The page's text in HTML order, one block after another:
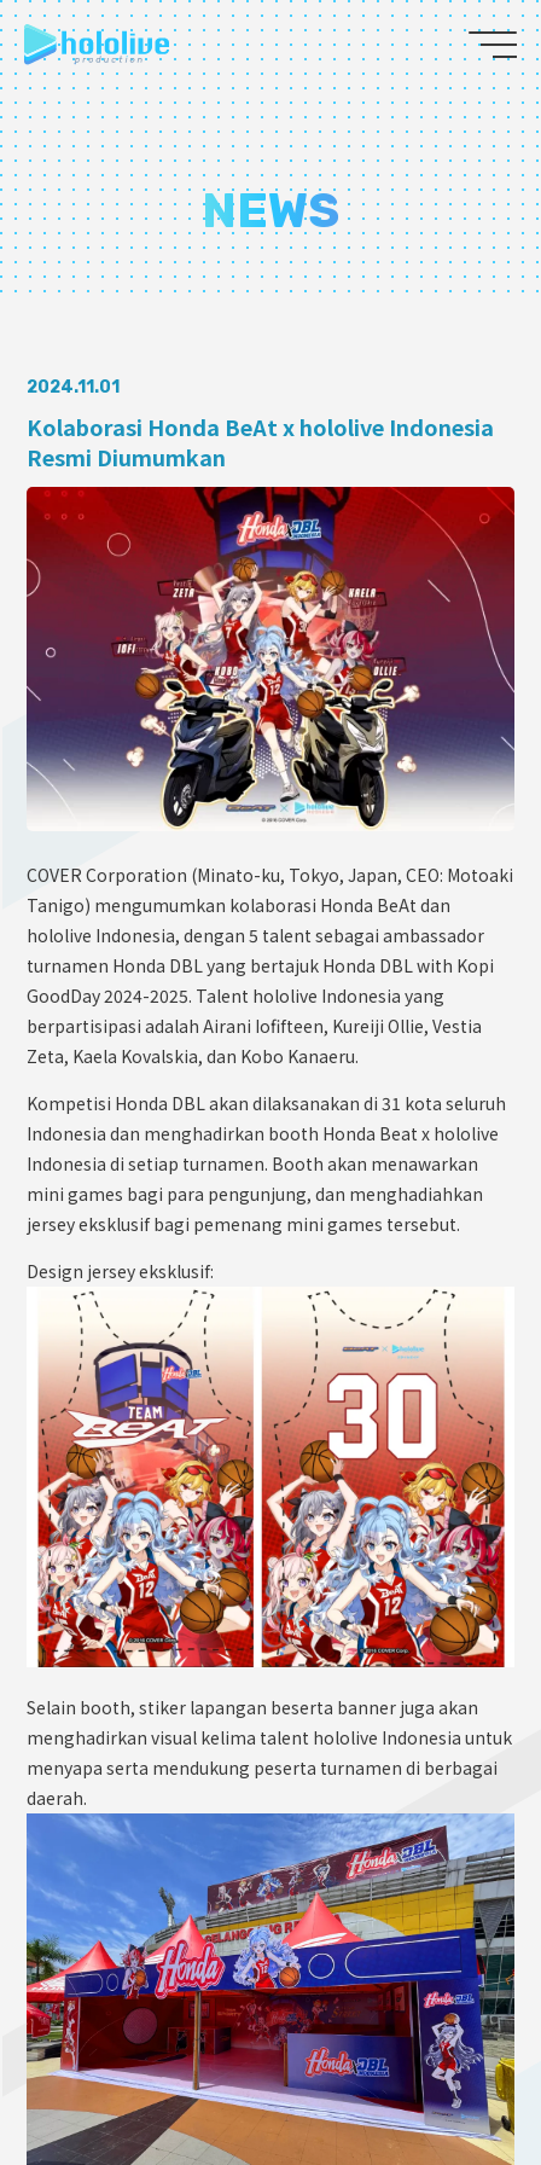
EN
JP
ABOUT
TALENT
NEWS
AUDITION
COLLABORATION
SUPPORT ADVERTISING
OFFICIAL SHOP
HOLODULE
Supporter Guideline
Derivative Works Guidelines
Request to Minors
PRIVACY POLICY
COMPANY
NEWS
2024.11.01
Kolaborasi Honda BeAt x hololive Indonesia
Resmi Diumumkan
COVER Corporation (Minato-ku, Tokyo, Japan, CEO: Motoaki
Tanigo) mengumumkan kolaborasi Honda BeAt dan
hololive Indonesia, dengan 5 talent sebagai ambassador
turnamen Honda DBL yang bertajuk Honda DBL with Kopi
GoodDay 2024-2025. Talent hololive Indonesia yang
berpartisipasi adalah Airani Iofifteen, Kureiji Ollie, Vestia
Zeta, Kaela Kovalskia, dan Kobo Kanaeru.
Kompetisi Honda DBL akan dilaksanakan di 31 kota seluruh
Indonesia dan menghadirkan booth Honda Beat x hololive
Indonesia di setiap turnamen. Booth akan menawarkan
mini games bagi para pengunjung, dan menghadiahkan
jersey eksklusif bagi pemenang mini games tersebut.
Design jersey eksklusif:
Selain booth, stiker lapangan beserta banner juga akan
menghadirkan visual kelima talent hololive Indonesia untuk
menyapa serta mendukung peserta turnamen di berbagai
daerah.